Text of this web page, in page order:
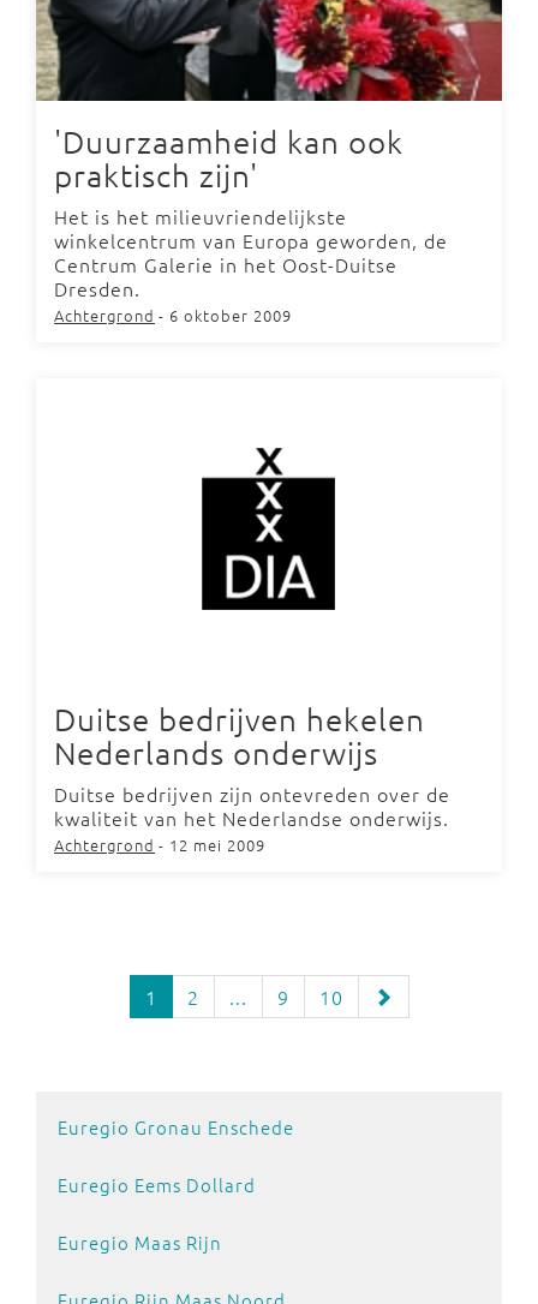
'Duurzaamheid kan ook
praktisch zijn'
Het is het milieuvriendelijkste
winkelcentrum van Europa geworden, de
Centrum Galerie in het Oost-Duitse
Dresden.
Achtergrond - 6 oktober 2009
Duitse bedrijven hekelen
Nederlands onderwijs
Duitse bedrijven zijn ontevreden over de
kwaliteit van het Nederlandse onderwijs.
Achtergrond - 12 mei 2009
1 2 ... 9 10
Euregio Gronau Enschede
Euregio Eems Dollard
Euregio Maas Rijn